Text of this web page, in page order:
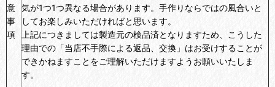
意
事
項
気が1つ1つ異なる場合があります。手作りならではの風合いと
してお楽しみいただければと思います。
上記につきましては製造元の検品済となりますため、こうした
理由での「当店不手際による返品、交換」はお受けすることが
できかねますことをご理解いただけますようお願いいたしま
す。